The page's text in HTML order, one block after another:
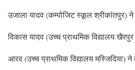
उजाला यादव (कम्पोजिट स्कूल श्रीकांतपुर)
विकास यादव (उच्च प्राथमिक विद्यालय खैरपुर
आरव (उच्च प्राथमिक विद्यालय मस्जिदिया) ने